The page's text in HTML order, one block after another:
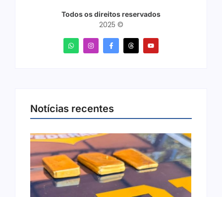
Todos os direitos reservados
2025 ©
Notícias recentes